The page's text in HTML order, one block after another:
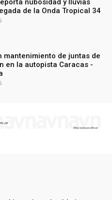
de la Onda Tropical 34
mantenimiento de juntas de
en la autopista Caracas -